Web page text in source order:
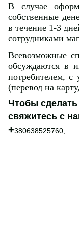
В случае
собственные
в течение 1-3
сотрудниками
Всевозможные
обсуждаются в
потребителем, с
(перевод на
Чтобы
свяжитесь с
+380638525760;